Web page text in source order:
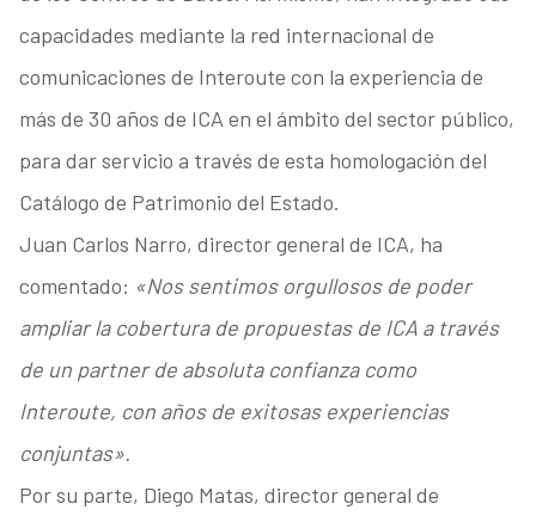
capacidades mediante la red internacional de
comunicaciones de Interoute con la experiencia de
más de 30 años de ICA en el ámbito del sector público,
para dar servicio a través de esta homologación del
Catálogo de Patrimonio del Estado.
Juan Carlos Narro, director general de ICA, ha
comentado: «Nos sentimos orgullosos de poder
ampliar la cobertura de propuestas de ICA a través
de un partner de absoluta confianza como
Interoute, con años de exitosas experiencias
conjuntas».
Por su parte, Diego Matas, director general de